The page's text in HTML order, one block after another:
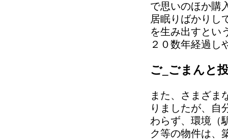
で思いのほか購
居眠りばかりし
を生み出すとい
２０数年経過し
ご_ごまんと
また、さまざま
りましたが、自
わらず、環境（
ク等の物件は、